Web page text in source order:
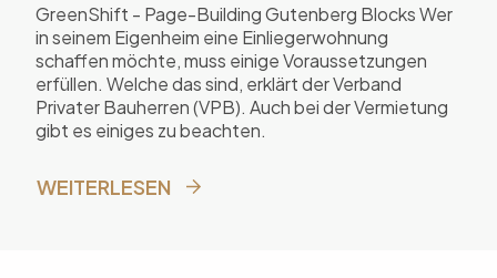
GreenShift - Page-Building Gutenberg Blocks Wer
in seinem Eigenheim eine Einliegerwohnung
schaffen möchte, muss einige Voraussetzungen
erfüllen. Welche das sind, erklärt der Verband
Privater Bauherren (VPB). Auch bei der Vermietung
gibt es einiges zu beachten.
WEITERLESEN